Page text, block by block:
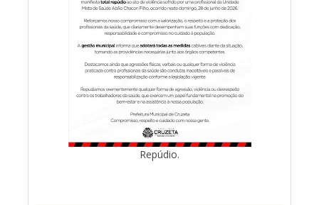
Repúdio.